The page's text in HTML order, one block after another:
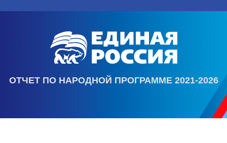
ОТЧЕТ ПО НАРОДНОЙ ПРОГРАММЕ 2021-2026